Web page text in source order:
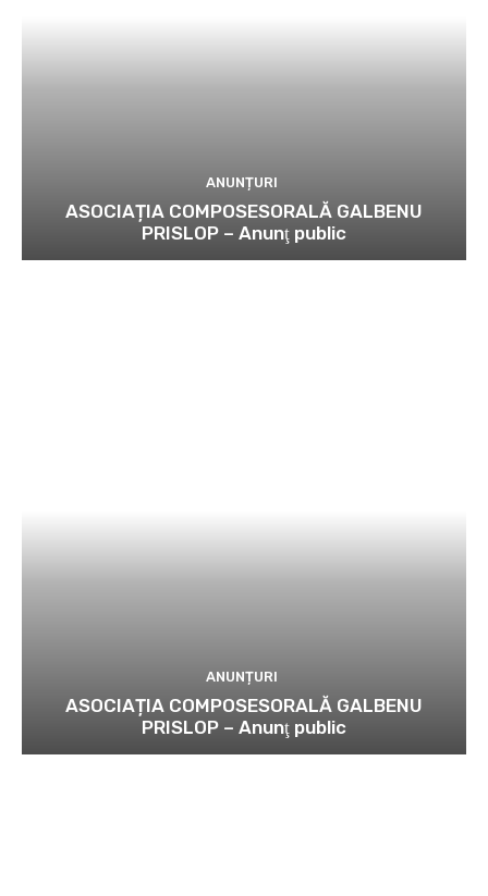
ANUNȚURI
ASOCIAȚIA COMPOSESORALĂ GALBENU
PRISLOP – Anunţ public
ANUNȚURI
ASOCIAȚIA COMPOSESORALĂ GALBENU
PRISLOP – Anunţ public